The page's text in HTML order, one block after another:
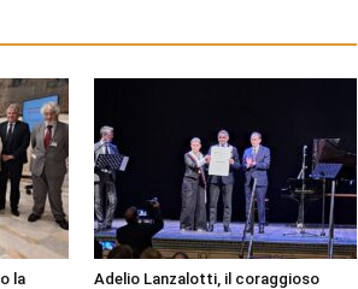
la
Adelio Lanzalotti, il coraggioso